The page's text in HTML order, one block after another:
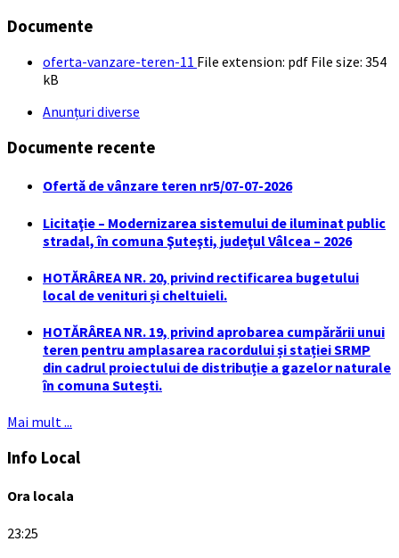
Documente
oferta-vanzare-teren-11 File extension: pdf File size: 354
kB
Anunțuri diverse
Documente recente
Ofertă de vânzare teren nr5/07-07-2026
Licitaţie – Modernizarea sistemului de iluminat public
stradal, în comuna Şuteşti, judeţul Vâlcea – 2026
HOTĂRÂREA NR. 20, privind rectificarea bugetului
local de venituri și cheltuieli.
HOTĂRÂREA NR. 19, privind aprobarea cumpărării unui
teren pentru amplasarea racordului și stației SRMP
din cadrul proiectului de distribuție a gazelor naturale
în comuna Sutești.
Mai mult ...
Info Local
Ora locala
23:25